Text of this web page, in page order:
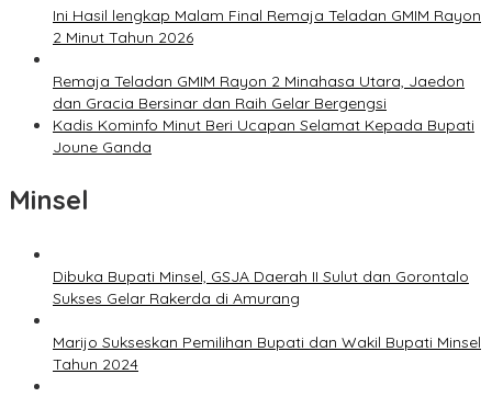
Ini Hasil lengkap Malam Final Remaja Teladan GMIM Rayon
2 Minut Tahun 2026
Remaja Teladan GMIM Rayon 2 Minahasa Utara, Jaedon
dan Gracia Bersinar dan Raih Gelar Bergengsi
Kadis Kominfo Minut Beri Ucapan Selamat Kepada Bupati
Joune Ganda
Minsel
Dibuka Bupati Minsel, GSJA Daerah II Sulut dan Gorontalo
Sukses Gelar Rakerda di Amurang
Marijo Sukseskan Pemilihan Bupati dan Wakil Bupati Minsel
Tahun 2024